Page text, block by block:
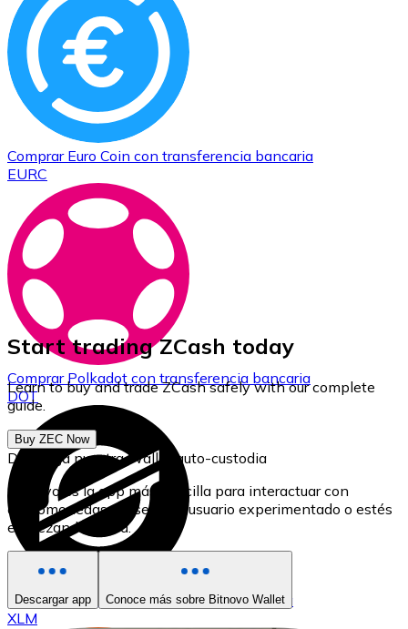
Comprar Euro Coin con transferencia bancaria
EURC
ComprarPolkadot con transferencia bancaria
DOT
ComprarStellarcon transferencia bancaria
XLM
Start trading ZCash today
Learn to buy and trade ZCash safely with our complete
guide.
Buy ZEC Now
Descarga nuestra Wallet auto-custodia
Bitnovo es la app más sencilla para interactuar con
criptomonedas, ya seas un usuario experimentado o estés
empezando ahora.
Descargar app Conoce más sobre Bitnovo Wallet